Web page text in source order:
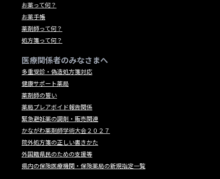
お薬って何？
お薬手帳
薬剤師って何？
処方箋って何？
医療関係者のみなさまへ
多重受診・偽造処方箋対応
健康サポート薬局
薬剤師の誓い
薬局プレアボイド報告関係
緊急避妊薬の調剤・販売関連
かながわ薬剤師学術大会２０２７
院外処方箋の正しい書きかた
外国籍県民のための支援等
県内の保険医療機関・保険薬局の新規指定一覧